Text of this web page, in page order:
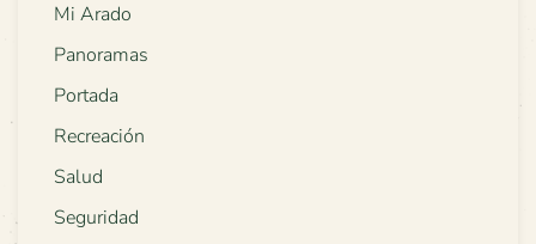
Mi Arado
Panoramas
Portada
Recreación
Salud
Seguridad